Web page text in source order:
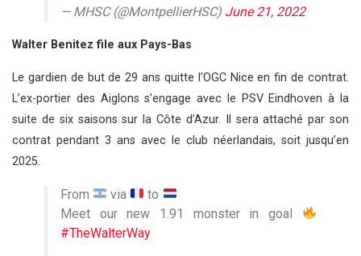
— MHSC (@MontpellierHSC) June 21, 2022
Walter Benitez file aux Pays-Bas
Le gardien de but de 29 ans quitte l’OGC Nice en fin de contrat.
L’ex-portier des Aiglons s’engage avec le PSV Eindhoven à la
suite de six saisons sur la Côte d’Azur. Il sera attaché par son
contrat pendant 3 ans avec le club néerlandais, soit jusqu’en
2025.
From via
to
Meet our new 1.91 monster in goal
#TheWalterWay